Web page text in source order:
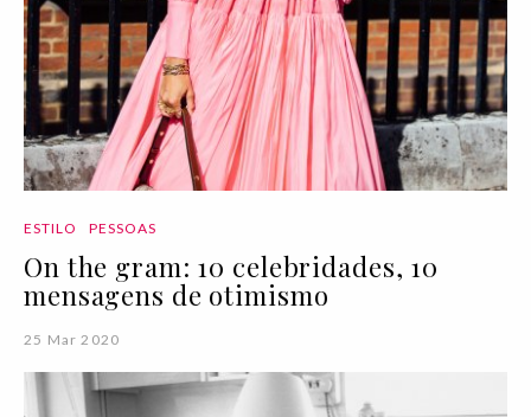
ESTILO PESSOAS
On the gram: 10 celebridades, 10
mensagens de otimismo
25 Mar 2020